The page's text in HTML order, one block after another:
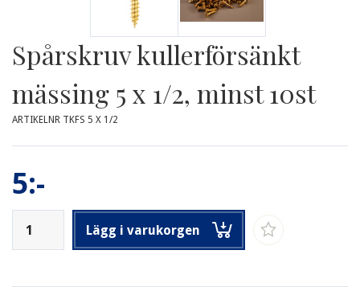
Spårskruv kullerförsänkt
mässing 5 x 1/2, minst 10st
ARTIKELNR TKFS 5 X 1/2
5:-
Lägg i varukorgen